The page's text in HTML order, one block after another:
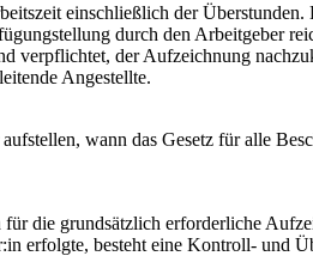
einschließlich der
durch den Arbeitgeber
verpflichtet, der Aufzeichnung
Angestellte.
wann das Gesetz für alle
für die grundsätzlich erforderliche
erfolgte, besteht eine Kontroll- und